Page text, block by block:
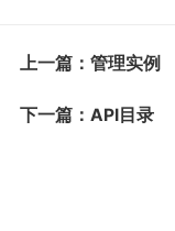
上一篇：管理实例
下一篇：API目录